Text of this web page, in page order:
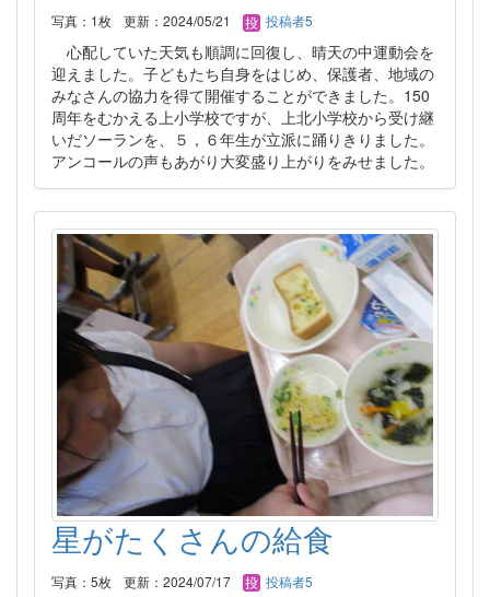
写真：1枚 更新：2024/05/21 投稿者5
心配していた天気も順調に回復し、晴天の中運動会を
迎えました。子どもたち自身をはじめ、保護者、地域の
みなさんの協力を得て開催することができました。150
周年をむかえる上小学校ですが、上北小学校から受け継
いだソーランを、５，６年生が立派に踊りきりました。
アンコールの声もあがり大変盛り上がりをみせました。
星がたくさんの給食
写真：5枚 更新：2024/07/17 投稿者5